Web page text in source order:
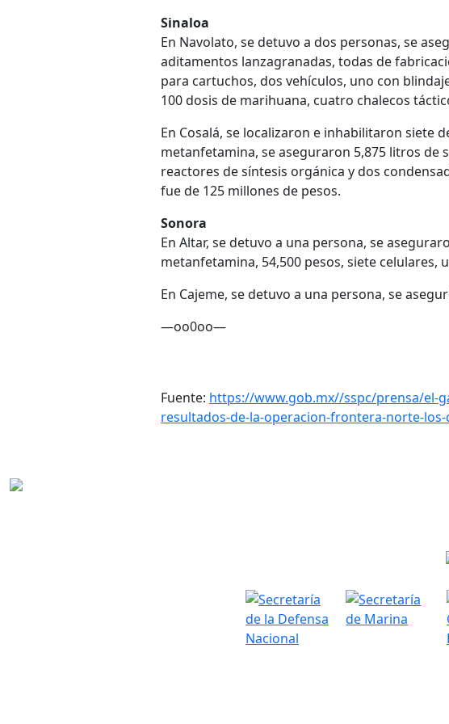
Sinaloa
En Navolato, se detuvo a dos personas, se
aditamentos lanzagranadas, todas de
para cartuchos, dos vehículos, uno con
100 dosis de marihuana, cuatro chalecos
En Cosalá, se localizaron e inhabilitaron siete
metanfetamina, se aseguraron 5,875 litros de
reactores de síntesis orgánica y dos
fue de 125 millones de pesos.
Sonora
En Altar, se detuvo a una persona, se
metanfetamina, 54,500 pesos, siete celulares,
En Cajeme, se detuvo a una persona, se
—oo0oo—
Fuente: https://www.gob.mx//sspc/prensa/el-
resultados-de-la-operacion-frontera-norte-los-